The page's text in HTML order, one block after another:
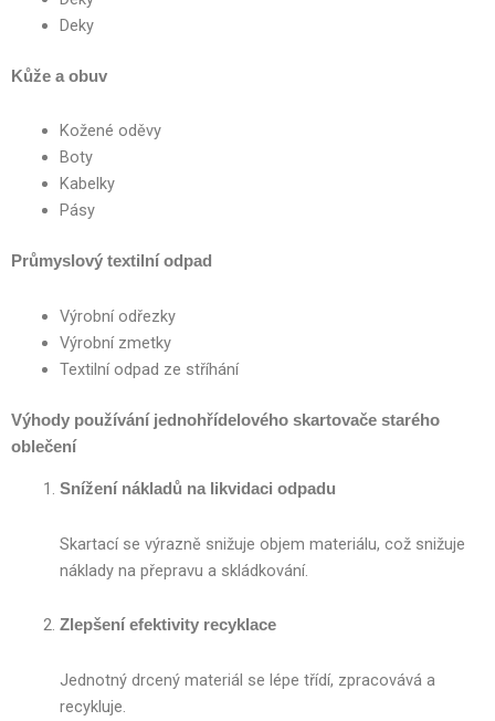
Deky
Kůže a obuv
Kožené oděvy
Boty
Kabelky
Pásy
Průmyslový textilní odpad
Výrobní odřezky
Výrobní zmetky
Textilní odpad ze stříhání
Výhody používání jednohřídelového skartovače starého
oblečení
Snížení nákladů na likvidaci odpadu
Skartací se výrazně snižuje objem materiálu, což snižuje
náklady na přepravu a skládkování.
Zlepšení efektivity recyklace
Jednotný drcený materiál se lépe třídí, zpracovává a
recykluje.